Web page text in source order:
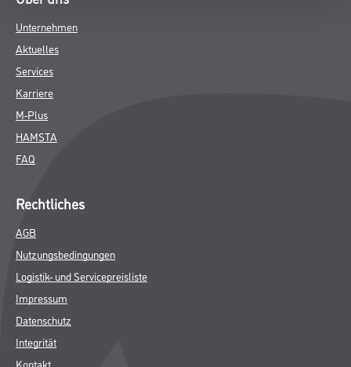
Unternehmen
Aktuelles
Services
Karriere
M-Plus
HAMSTA
FAQ
Rechtliches
AGB
Nutzungsbedingungen
Logistik- und Servicepreisliste
Impressum
Datenschutz
Integrität
Kontakt